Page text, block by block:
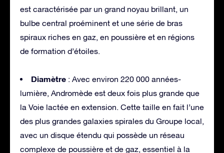
est caractérisée par un grand noyau brillant, un
bulbe central proéminent et une série de bras
spiraux riches en gaz, en poussière et en régions
de formation d’étoiles.
Diamètre : Avec environ 220 000 années-
lumière, Andromède est deux fois plus grande que
la Voie lactée en extension. Cette taille en fait l’une
des plus grandes galaxies spirales du Groupe local,
avec un disque étendu qui possède un réseau
complexe de poussière et de gaz, essentiel à la